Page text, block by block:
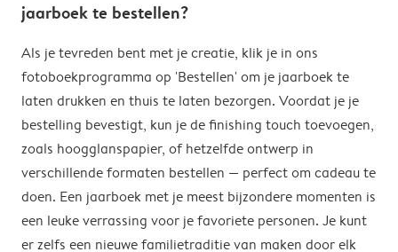
jaarboek te bestellen?
Als je tevreden bent met je creatie, klik je in ons
fotoboekprogramma op 'Bestellen' om je jaarboek te
laten drukken en thuis te laten bezorgen. Voordat je je
bestelling bevestigt, kun je de finishing touch toevoegen,
zoals hoogglanspapier, of hetzelfde ontwerp in
verschillende formaten bestellen — perfect om cadeau te
doen. Een jaarboek met je meest bijzondere momenten is
een leuke verrassing voor je favoriete personen. Je kunt
er zelfs een nieuwe familietraditie van maken door elk